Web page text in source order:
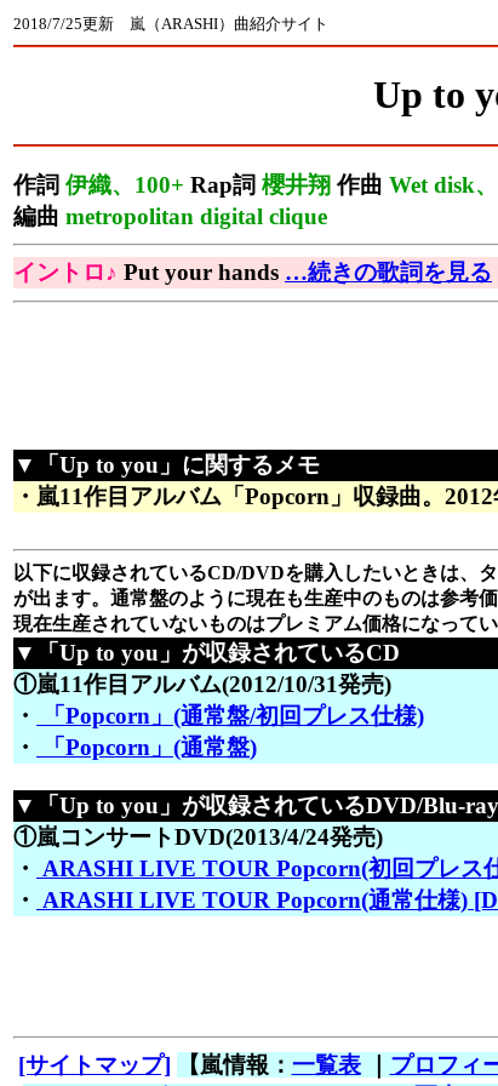
2018/7/25更新 嵐（ARASHI）曲紹介サイト
Up to
作詞 伊織、100+ Rap詞 櫻井翔 作曲 Wet disk
編曲 metropolitan digital clique
イントロ♪ Put your hands …続きの歌詞を見る
▼「Up to you」に関するメモ
・嵐11作目アルバム「Popcorn」収録曲。
以下に収録されているCD/DVDを購入したいときは、
が出ます。通常盤のように現在も生産中のものは参考
現在生産されていないものはプレミアム価格になって
▼「Up to you」が収録されているCD
①嵐11作目アルバム(2012/10/31発売)
・
「Popcorn」(通常盤/初回プレス仕様)
・
「Popcorn」(通常盤)
▼「Up to you」が収録されているDVD/Blu-ray
①嵐コンサートDVD(2013/4/24発売)
・
ARASHI LIVE TOUR Popcorn(初回プレス
・
ARASHI LIVE TOUR Popcorn(通常仕様)
[サイトマップ] 【嵐情報： 一覧表｜ プロフィ